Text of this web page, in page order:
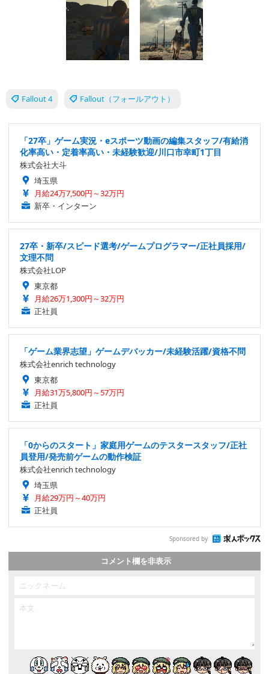
Fallout 4 Fallout（フォールアウト）
「27卒」ゲーム実況・eスポーツ動画の編集スタッフ/有給消
化率高い・定着率高い・未経験歓迎/川口市幸町1丁目
株式会社大斗
埼玉県
月給24万7,500円～32万円
新卒・インターン
27卒・新卒/スピード選考/ゲームプログラマー/正社員採用/
文理不問
株式会社LOP
東京都
月給26万1,300円～32万円
正社員
「ゲーム業界志望」ゲームデバッカー/未経験活躍/資格不問
株式会社enrich technology
東京都
月給31万5,800円～57万円
正社員
「0からのスタート」家庭用ゲームのテスタースタッフ/正社
員登用/発売前ゲームの動作検証
株式会社enrich technology
埼玉県
月給29万円～40万円
正社員
Sponsored by
コメント欄を非表示